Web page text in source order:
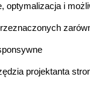
optymalizacja i
projektanta